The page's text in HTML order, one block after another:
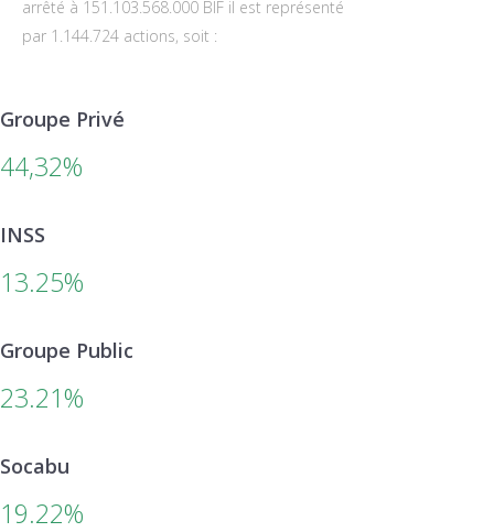
arrêté à 151.103.568.000 BIF il est représenté
par 1.144.724 actions, soit :
Groupe Privé
44,32%
INSS
13.25%
Groupe Public
23.21%
Socabu
19.22%